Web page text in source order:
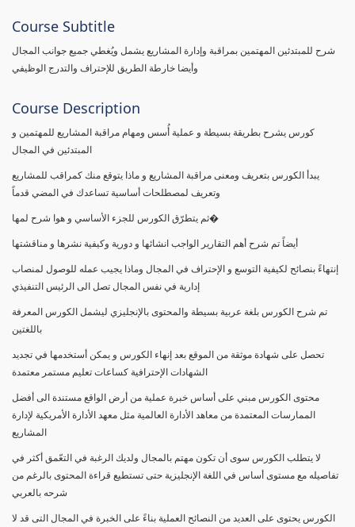
Course Subtitle
شرح للمبتدئين المهتمين بمراقبة وإدارة المشاريع يشمل ويُغطي جميع جوانب المجال
وأيضا خارطة الطريق للإحتراف والتدرج الوظيفي
Course Description
كورس يشرح بطريقة بسيطة و عملية أُسس ومهام مراقبة المشاريع للمهتمين و
المبتدئين في المجال
يبدأ الكورس بتعريف ومعنى مراقبة المشاريع و ماذا يتوقع منك كمراقب للمشاريع
وتعريف لمصطلحات أساسية تساعدك في المضي قدماً
ثم يتطرّق الكورس للجزء الأساسي و هوا شرح لمها�
أيضاً تم شرح أهم التقارير الواجب انشائها و دورية وكيفية نشرها و مناقشتها
إنتهاءً بنصائح لكيفية التوسع و الإحتراف في المجال وماذا يجيب عمله للوصول لمنصاب
إدارية في نفس المجال تصل الى الرئيس التنفيذي
تم شرح الكورس بلغة عربية بسيطة والمحتوى بالإنجليزي ليشمل الكورس المعرفة
باللغتين
تحصل على شهادة موثقة من الموقع بعد إنهاء الكورس و يمكن أستخدمها في تجديد
الشهادات الإحترافية كساعات تعليم مستمر معتمدة
محتوى الكورس مبني على أساس خبرة عملية من أرض الواقع مستندة الى أفضل
الممارسات المعتمدة من معاهد الأدارة العالمية مثل معهد الأدارة الأمريكية لإدارة
المشاريع
لا يتطلب الكورس سوى أن تكون مهتم بالمجال ولديك الرغبة في التعّمق أكثر في
تفاصيله مع مستوى أساس في اللغة الإنجليزية حتى تستطيع قراءة المحتوى بالرغم من
شرحه بالعربي
الكورس يحتوى على العديد من النصائح العملية بناءً على الخبرة في المجال التى قد لا